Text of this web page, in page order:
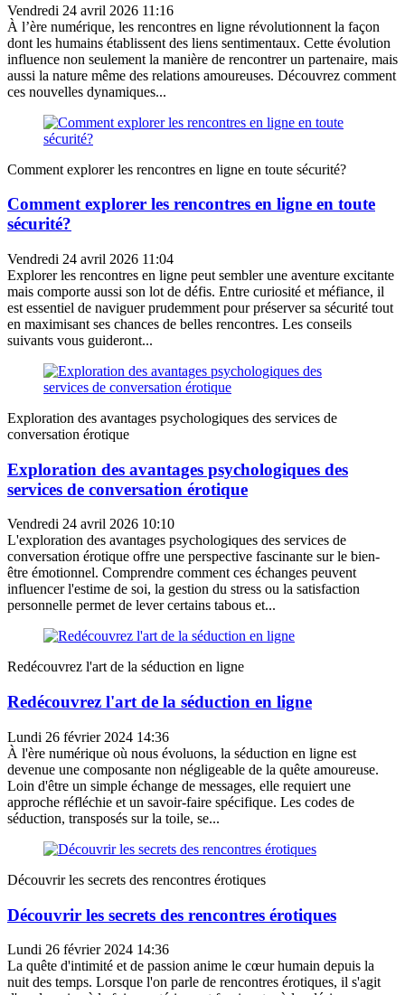
Vendredi 24 avril 2026 11:16
À l’ère numérique, les rencontres en ligne révolutionnent la façon
dont les humains établissent des liens sentimentaux. Cette évolution
influence non seulement la manière de rencontrer un partenaire, mais
aussi la nature même des relations amoureuses. Découvrez comment
ces nouvelles dynamiques...
Comment explorer les rencontres en ligne en toute sécurité?
Comment explorer les rencontres en ligne en toute
sécurité?
Vendredi 24 avril 2026 11:04
Explorer les rencontres en ligne peut sembler une aventure excitante
mais comporte aussi son lot de défis. Entre curiosité et méfiance, il
est essentiel de naviguer prudemment pour préserver sa sécurité tout
en maximisant ses chances de belles rencontres. Les conseils
suivants vous guideront...
Exploration des avantages psychologiques des services de
conversation érotique
Exploration des avantages psychologiques des
services de conversation érotique
Vendredi 24 avril 2026 10:10
L'exploration des avantages psychologiques des services de
conversation érotique offre une perspective fascinante sur le bien-
être émotionnel. Comprendre comment ces échanges peuvent
influencer l'estime de soi, la gestion du stress ou la satisfaction
personnelle permet de lever certains tabous et...
Redécouvrez l'art de la séduction en ligne
Redécouvrez l'art de la séduction en ligne
Lundi 26 février 2024 14:36
À l'ère numérique où nous évoluons, la séduction en ligne est
devenue une composante non négligeable de la quête amoureuse.
Loin d'être un simple échange de messages, elle requiert une
approche réfléchie et un savoir-faire spécifique. Les codes de
séduction, transposés sur la toile, se...
Découvrir les secrets des rencontres érotiques
Découvrir les secrets des rencontres érotiques
Lundi 26 février 2024 14:36
La quête d'intimité et de passion anime le cœur humain depuis la
nuit des temps. Lorsque l'on parle de rencontres érotiques, il s'agit